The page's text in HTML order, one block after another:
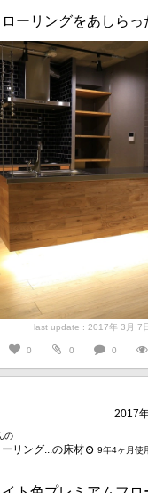
ーリングをあしらっ
last update : 2017年 3月 7
0 0 0
2017
の
リング...の床材 9年4ヶ月使